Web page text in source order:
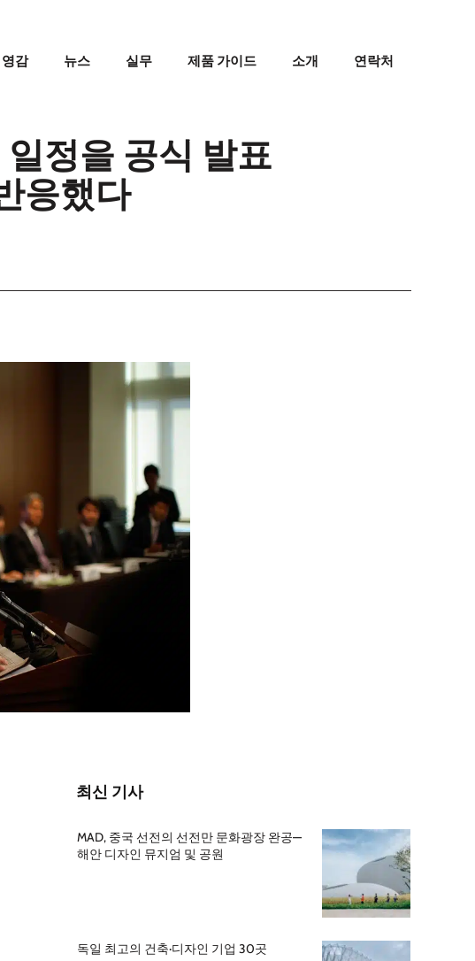
영감 뉴스 실무 제품 가이드 소개 연락처
정을 공식 발표
응했다
최신 기사
MAD, 중국 선전의 선전만 문화광장 완공—
해안 디자인 뮤지엄 및 공원
독일 최고의 건축·디자인 기업 30곳